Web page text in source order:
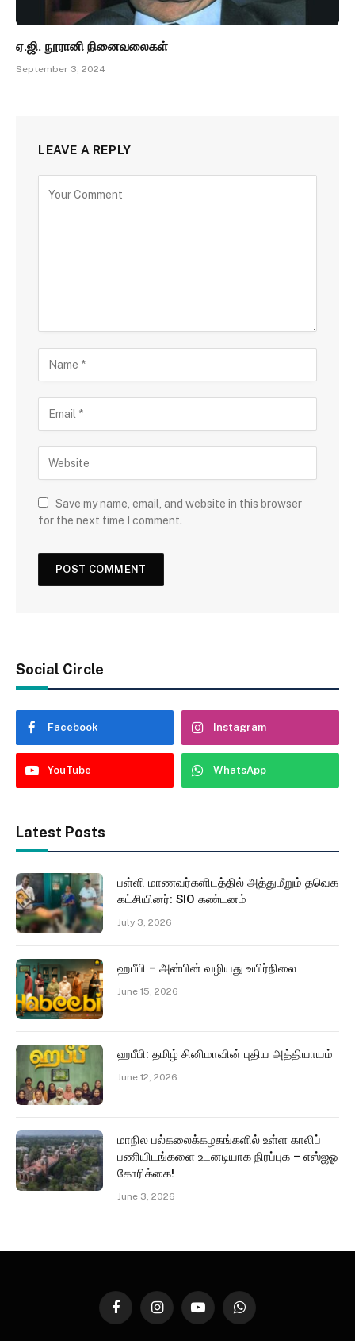
ஏ.ஜி. நூரானி நினைவலைகள்
September 3, 2024
LEAVE A REPLY
Save my name, email, and website in this browser
for the next time I comment.
Social Circle
Facebook Instagram
YouTube WhatsApp
Latest Posts
பள்ளி மாணவர்களிடத்தில் அத்துமீறும் தவெக
கட்சியினர்: SIO கண்டனம்
July 3, 2026
ஹபீபி – அன்பின் வழியது உயிர்நிலை
June 15, 2026
ஹபீபி: தமிழ் சினிமாவின் புதிய அத்தியாயம்
June 12, 2026
மாநில பல்கலைக்கழகங்களில் உள்ள காலிப்
பணியிடங்களை உடனடியாக நிரப்புக – எஸ்ஐஓ
கோரிக்கை!
June 3, 2026
FacebookInstagramYouTubeWhatsApp